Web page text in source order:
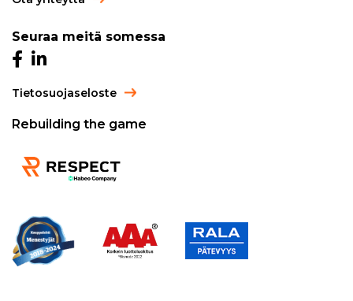
Seuraa meitä somessa
Tietosuojaseloste
Rebuilding the game